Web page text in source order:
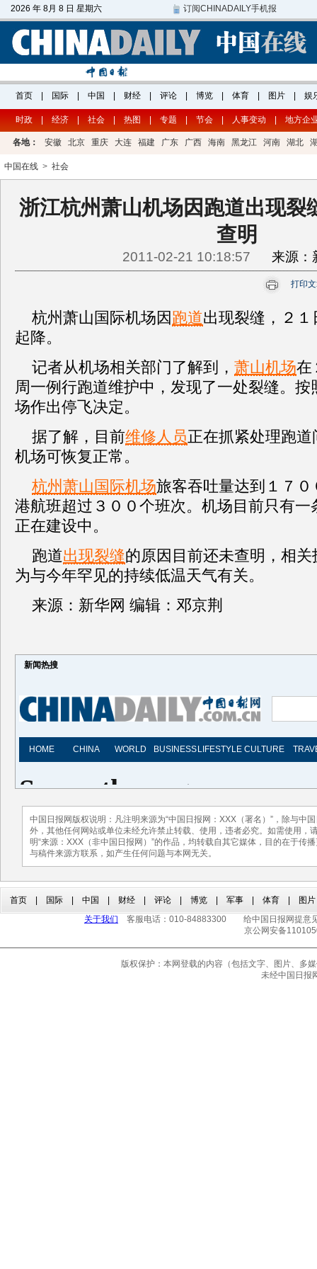
时政 经济 社会 热图 专题 节会 人事变动 地方企
各地： 安徽 北京 重庆 大连 福建 广东 广西 海南 黑龙江 河南 湖北
中国在线 > 社会
浙江杭州萧山机场因跑道出现裂
查明
2011-02-21 10:18:57 来源：
打印
杭州萧山国际机场因 跑道出现裂缝，２
起降。
记者从机场相关部门了解到， 萧山机场在
周一例行跑道维护中，发现了一处裂缝。
场作出停飞决定。
据了解，目前维修人员正在抓紧处理跑
机场可恢复正常。
杭州萧山国际机场旅客吞吐量达到１７
港航班超过３００个班次。机场目前只有一
正在建设中。
跑道出现裂缝的原因目前还未查明，相
为与今年罕见的持续低温天气有关。
来源：新华网 编辑：邓京荆
新闻热搜
中国日报网版权说明：凡注明来源为“中国日报网：XXX（署名）”，除与中
外，其他任何网站或单位未经允许禁止转载、使用，违者必究。如需使用，
明“来源：XXX（非中国日报网）”的作品，均转载自其它媒体，目的在于传
与稿件来源方联系，如产生任何问题与本网无关。